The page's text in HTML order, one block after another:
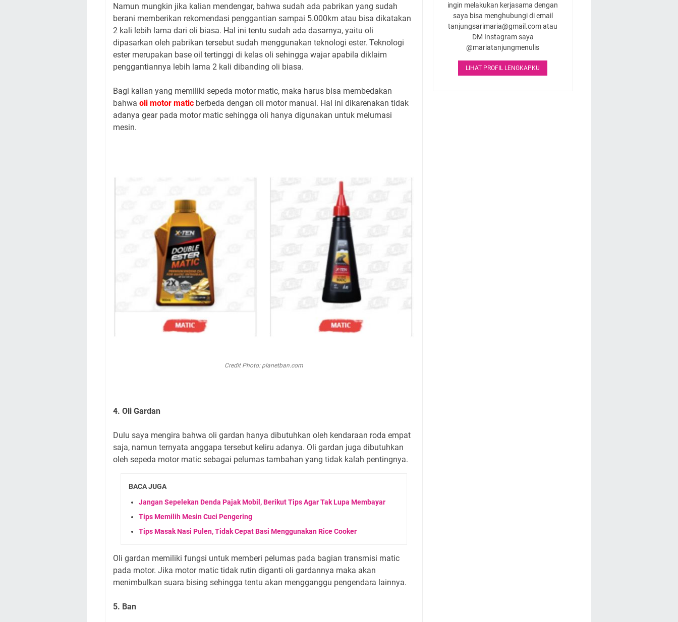
Namun mungkin jika kalian mendengar, bahwa sudah ada pabrikan yang sudah
berani memberikan rekomendasi penggantian sampai 5.000km atau bisa dikatakan
2 kali lebih lama dari oli biasa. Hal ini tentu sudah ada dasarnya, yaitu oli
dipasarkan oleh pabrikan tersebut sudah menggunakan teknologi ester. Teknologi
ester merupakan base oil tertinggi di kelas oli sehingga wajar apabila diklaim
penggantiannya lebih lama 2 kali dibanding oli biasa.
Bagi kalian yang memiliki sepeda motor matic, maka harus bisa membedakan
bahwa oli motor matic berbeda dengan oli motor manual. Hal ini dikarenakan tidak
adanya gear pada motor matic sehingga oli hanya digunakan untuk melumasi
mesin.
Credit Photo: planetban.com
4. Oli Gardan
Dulu saya mengira bahwa oli gardan hanya dibutuhkan oleh kendaraan roda empat
saja, namun ternyata anggapa tersebut keliru adanya. Oli gardan juga dibutuhkan
oleh sepeda motor matic sebagai pelumas tambahan yang tidak kalah pentingnya.
BACA JUGA
Jangan Sepelekan Denda Pajak Mobil, Berikut Tips Agar Tak Lupa Membayar
Tips Memilih Mesin Cuci Pengering
Tips Masak Nasi Pulen, Tidak Cepat Basi Menggunakan Rice Cooker
Oli gardan memiliki fungsi untuk memberi pelumas pada bagian transmisi matic
pada motor. Jika motor matic tidak rutin diganti oli gardannya maka akan
menimbulkan suara bising sehingga tentu akan mengganggu pengendara lainnya.
5. Ban
ingin melakukan kerjasama dengan
saya bisa menghubungi di email
tanjungsarimaria@gmail.com atau
DM Instagram saya
@mariatanjungmenulis
LIHAT PROFIL LENGKAPKU